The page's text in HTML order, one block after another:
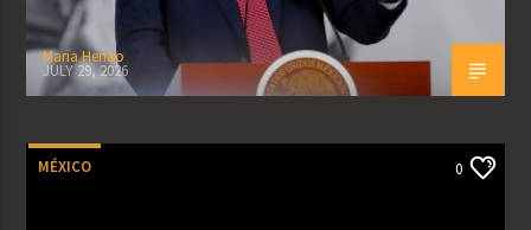
Maria Henao
JULY 29, 2026
MÉXICO 0